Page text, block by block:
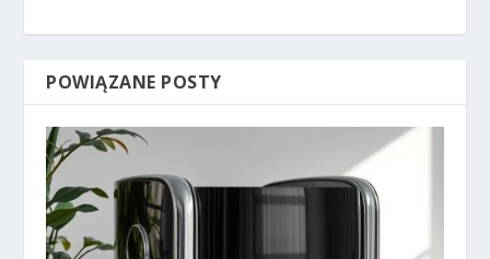
POWIĄZANE POSTY